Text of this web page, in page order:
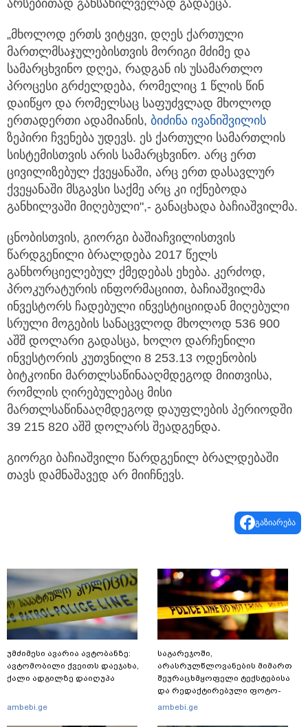
არსებითად განსახილველად გადაეცა.
„მხოლოდ ერთს ვიტყვი, დღეს ქართული
მართლმსაჯულებისთვის მორიგი მძიმე და
სამარცხვინო დღეა, რადგან ის უსამართლო
პროცესი გრძელდება, რომელიც 1 წლის წინ
დაიწყო და რომელსაც საფუძვლად მხოლოდ
ერთადერთი ადამიანის, ბიძინა ივანიშვილის
ზეპირი ჩვენება უდევს. ეს ქართული სამართლის
სისტემისთვის არის სამარცხვინო. არც ერთ
ცივილიზებულ ქვეყანაში, არც ერთ დასავლურ
ქვეყანაში მსგავსი საქმე არც კი იქნებოდა
განხილვაში მიღებული",- განაცხადა ბაჩიაშვილმა.
ცნობისთვის, გიორგი ბაშიაჩვილისთვის
წარდგენილი ბრალდება 2017 წელს
განხორციელებულ ქმედებას ეხება. კერძოდ,
პროკურატურის ინფორმაციით, ბაჩიაშვილმა
ინვესტორს ჩადებული ინვესტიციიდან მიღებული
სრული მოგების სანაცვლოდ მხოლოდ 536 900
აშშ დოლარი გადასცა, ხოლო დარჩენილი
ინვესტორის კუთვნილი 8 253.13 ოდენობის
ბიტკოინი მართლსაწინააღმდეგოდ მიითვისა,
რომლის ღირებულებაც მისი
მართლსაწინააღმდეგოდ დაუფლების პერიოდში
39 215 820 აშშ დოლარს შეადგენდა.
გიორგი ბაჩიაშვილი წარდგენილ ბრალდებაში
თავს დამნაშავედ არ მიიჩნევს.
გაზიარება
უმძიმესი ავარია ავტობანზე:
ავტომობილი ქვეითს დაეჯახა,
ქალი ადგილზე დაიღუპა
ambebi.ge
საგარეჯოში,
არასრულწლოვანების მიმართ
შეურაცხმყოფელი ტექსტებისა
და რედაქტირებული ფოტო-
ვიდეომასალის გავრცელების
ambebi.ge